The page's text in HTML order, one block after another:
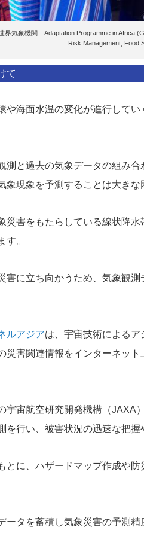
界気象機関 Adaptation Programme in Africa
Risk Management, Food
て
や海面水温の変化が進行して
測と過去の気象データの組み
象現象を予測することは大きな
災害をもたらしている線状降
す。
害に立ち向かうため、気象観
ルアジアは、宇宙技術による
災害関連情報をインターネッ
宇宙航空研究開発機構（
を行い、被害状況の迅速な把握
とに、ハザードマップ作成や
ータを蓄積し気象災害の予測